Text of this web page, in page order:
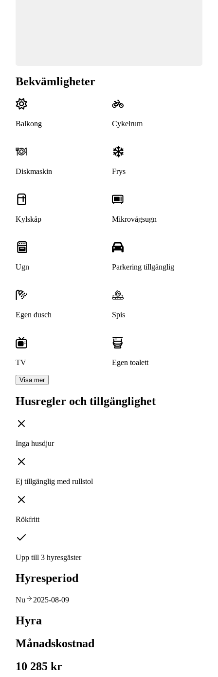
Bekvämligheter
Balkong Cykelrum
Diskmaskin Frys
Kylskåp Mikrovågsugn
Ugn Parkering tillgänglig
Egen dusch Spis
TV Egen toalett
Visa mer
Husregler och tillgänglighet
Inga husdjur
Ej tillgänglig med rullstol
Rökfritt
Upp till 3 hyresgäster
Hyresperiod
Nu 2025-08-09
Hyra
Månadskostnad
10 285 kr